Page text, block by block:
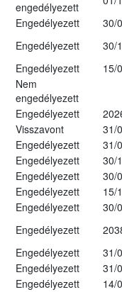
engedélyezett
Engedélyezett
30/
Engedélyezett
30/
Engedélyezett
15/
Nem
engedélyezett
Engedélyezett
Visszavont
31/
Engedélyezett
31/
Engedélyezett
30/
Engedélyezett
30/
Engedélyezett
15/
Engedélyezett
30/
Engedélyezett
Engedélyezett
31/
Engedélyezett
31/
Engedélyezett
14/